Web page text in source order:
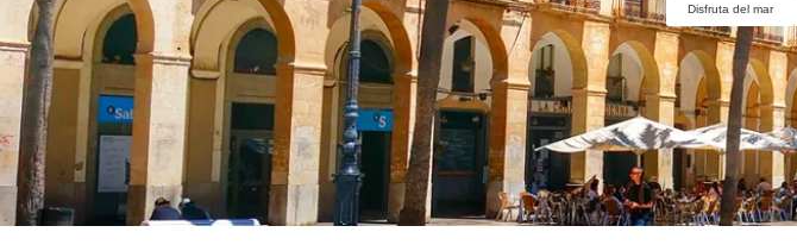
Disfruta del mar